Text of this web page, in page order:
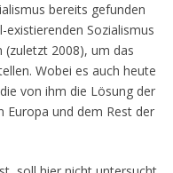
bereits gefunden
existierenden Sozialismus
(zuletzt 2008), um das
Wobei es auch heute
von ihm die Lösung der
Europa und dem Rest der